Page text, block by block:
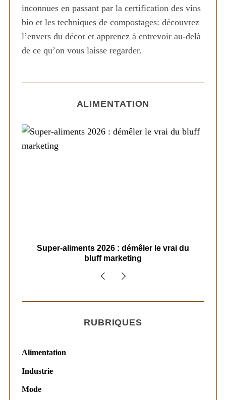
inconnues en passant par la certification des vins
bio et les techniques de compostages: découvrez
l’envers du décor et apprenez à entrevoir au-delà
de ce qu’on vous laisse regarder.
ALIMENTATION
Super-aliments 2026 : démêler le vrai du
bluff marketing
RUBRIQUES
Alimentation
Industrie
Mode